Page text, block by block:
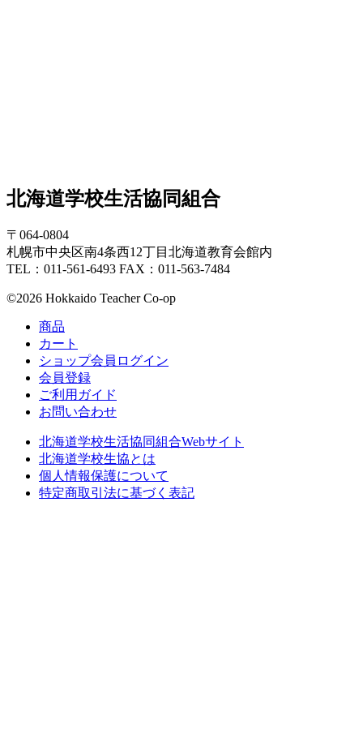
北海道学校生活協同組合
〒064-0804
札幌市中央区南4条西12丁目北海道教育会館内
TEL：011-561-6493 FAX：011-563-7484
©2026 Hokkaido Teacher Co-op
商品
カート
ショップ会員ログイン
会員登録
ご利用ガイド
お問い合わせ
北海道学校生活協同組合Webサイト
北海道学校生協とは
個人情報保護について
特定商取引法に基づく表記